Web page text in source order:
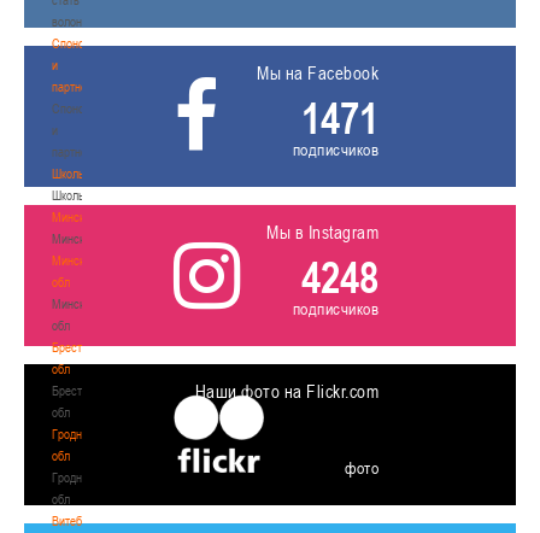
волонтером
Спонсоры
и
партнеры
Спонсоры
и
партнеры
Школы
Школы
Минск
Минск
Минская
обл
Минская
обл
Брестская
обл
Брестская
обл
Гродненская
обл
Гродненская
обл
Витебская
Мы на Facebook
1471
подписчиков
Мы в Instagram
4248
подписчиков
Наши фото на Flickr.com
фото